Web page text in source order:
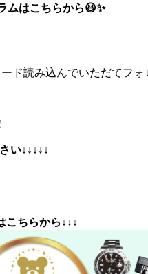
ムはこちらから😆✨
ド読み込んでいただてフ
い↓↓↓↓↓
こちらから↓↓↓